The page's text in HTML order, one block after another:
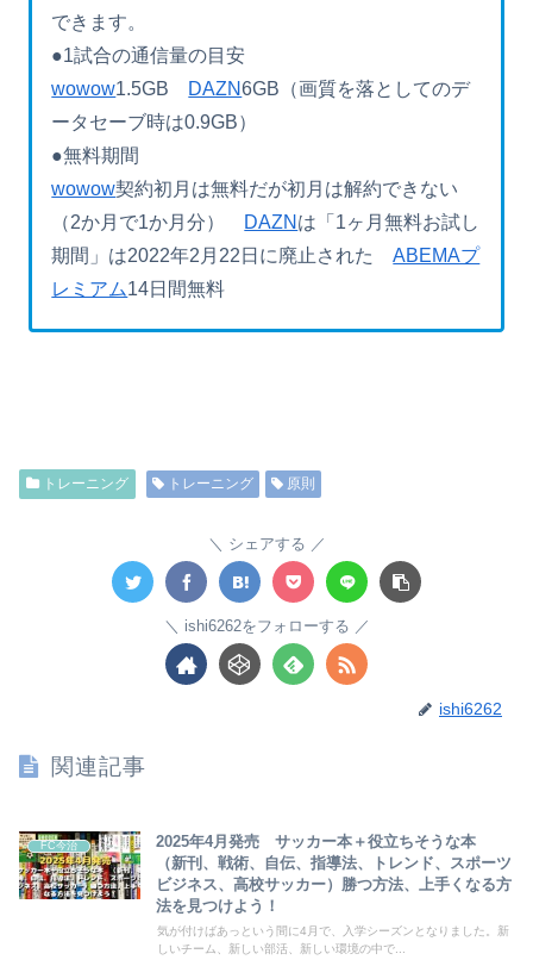
できます。
●1試合の通信量の目安
wowow1.5GB DAZN6GB（画質を落としてのデ
ータセーブ時は0.9GB）
●無料期間
wowow契約初月は無料だが初月は解約できない
（2か月で1か月分） DAZN は「1ヶ月無料お試し
期間」は2022年2月22日に廃止されたABEMAプ
レミアム14日間無料
トレーニング トレーニング 原則
シェアする
ishi6262をフォローする
ishi6262
関連記事
FC今治
2025年4月発売 サッカー本＋役立ちそうな本
（新刊、戦術、自伝、指導法、トレンド、スポーツ
ビジネス、高校サッカー）勝つ方法、上手くなる方
法を見つけよう！
気が付けばあっという間に4月で、入学シーズンとなりました。新
しいチーム、新しい部活、新しい環境の中で...